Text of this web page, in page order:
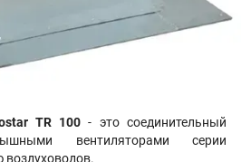
TR 100 - это соединительный
вентиляторами серии
воздуховодов.